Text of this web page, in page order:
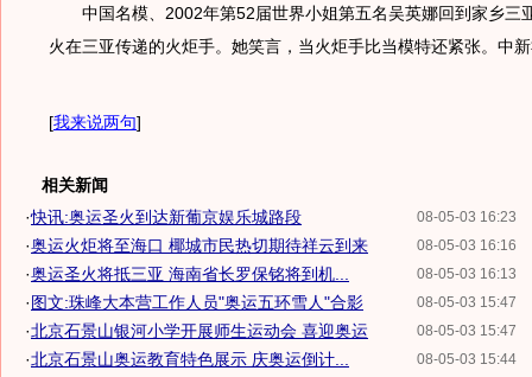
中国名模、2002年第52届世界小姐第五名吴英娜回到家乡三
火在三亚传递的火炬手。她笑言，当火炬手比当模特还紧张。中
[我来说两句]
相关新闻
08-05-03 16:23
·快讯:奥运圣火到达新葡京娱乐城路段
08-05-03 16:16
·奥运火炬将至海口 椰城市民热切期待祥云到来
08-05-03 16:13
·奥运圣火将抵三亚 海南省长罗保铭将到机...
08-05-03 15:47
·图文:珠峰大本营工作人员"奥运五环雪人"合影
08-05-03 15:47
·北京石景山银河小学开展师生运动会 喜迎奥运
08-05-03 15:44
·北京石景山奥运教育特色展示 庆奥运倒计...